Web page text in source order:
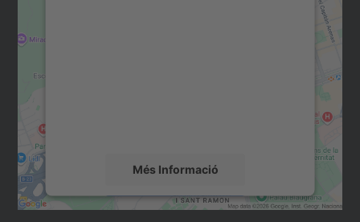
Més Informació
Accepta